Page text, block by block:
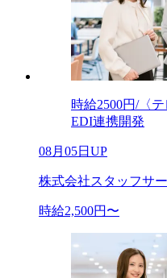
時給2500円/〈
EDI連携開発
08月05日UP
株式会社スタッフサ
時給2,500円〜